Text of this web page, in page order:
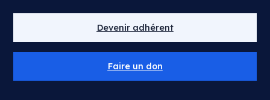
Devenir adhérent
Faire un don